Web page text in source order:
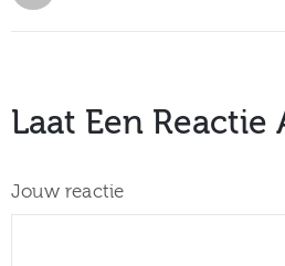
Laat Een Reactie
Jouw reactie